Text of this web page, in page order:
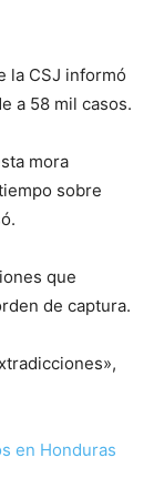
la CSJ informó
a 58 mil casos.
mora
sobre
que
de captura.
en Honduras